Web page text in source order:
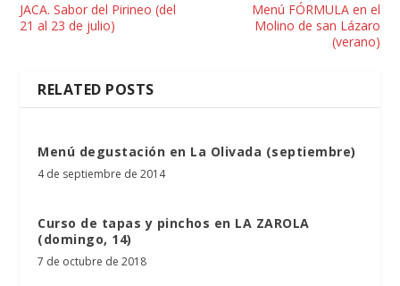
JACA. Sabor del Pirineo (del
21 al 23 de julio)
Menú FÓRMULA en el
Molino de san Lázaro
(verano)
RELATED POSTS
Menú degustación en La Olivada (septiembre)
4 de septiembre de 2014
Curso de tapas y pinchos en LA ZAROLA
(domingo, 14)
7 de octubre de 2018